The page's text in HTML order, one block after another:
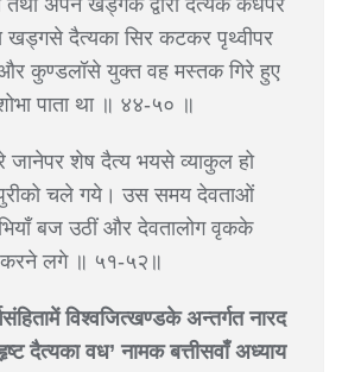
तथा अपने खड्गके द्वारा दैत्यके कंधेपर
खड्गसे दैत्यका सिर कटकर पृथ्वीपर
और कुण्डलॉसे युक्त वह मस्तक गिरे हुए
पाता था ॥ ४४-५० ॥
जानेपर शेष दैत्य भयसे व्याकुल हो
चले गये। उस समय देवताओं
बज उठीं और देवतालोग वृकके
करने लगे ॥ ५१-५२॥
विश्वजित्खण्डके अन्तर्गत नारद
दैत्यका वध’ नामक बत्तीसवाँ अध्याय